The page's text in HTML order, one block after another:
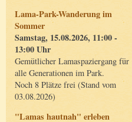
Lama-Park-Wanderung im
Sommer
Samstag, 15.08.2026, 11:00 -
13:00 Uhr
Gemütlicher Lamaspaziergang für
alle Generationen im Park.
Noch 8 Plätze frei (Stand vom
03.08.2026)
"Lamas hautnah" erleben